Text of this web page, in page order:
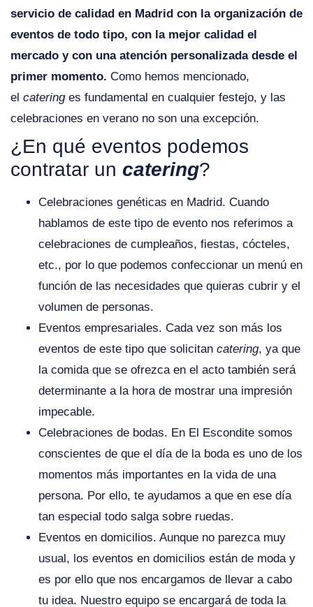
servicio de calidad en Madrid con la organización de
eventos de todo tipo, con la mejor calidad el
mercado y con una atención personalizada desde el
primer momento. Como hemos mencionado,
el cateringes fundamental en cualquier festejo, y las
celebraciones en verano no son una excepción.
¿En qué eventos podemos
contratar un catering?
Celebraciones genéticas en Madrid. Cuando
hablamos de este tipo de evento nos referimos a
celebraciones de cumpleaños, fiestas, cócteles,
etc., por lo que podemos confeccionar un menú en
función de las necesidades que quieras cubrir y el
volumen de personas.
Eventos empresariales. Cada vez son más los
eventos de este tipo que solicitan catering, ya que
la comida que se ofrezca en el acto también será
determinante a la hora de mostrar una impresión
impecable.
Celebraciones de bodas. En El Escondite somos
conscientes de que el día de la boda es uno de los
momentos más importantes en la vida de una
persona. Por ello, te ayudamos a que en ese día
tan especial todo salga sobre ruedas.
Eventos en domicilios. Aunque no parezca muy
usual, los eventos en domicilios están de moda y
es por ello que nos encargamos de llevar a cabo
tu idea. Nuestro equipo se encargará de toda la